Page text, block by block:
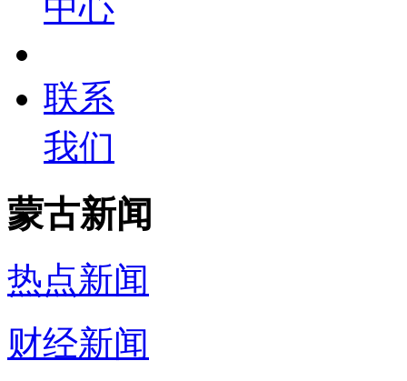
联系
我们
蒙古新闻
热点新闻
财经新闻